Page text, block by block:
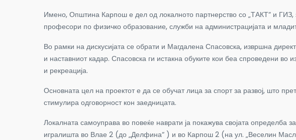
Имено, Општина Карпош е дел од локалното партнерство со „ТАКТ“ и ГИЗ,
професори по физичко образование, служби на администрацијата и
Во рамки на дискусијата се обрати и Магдалена Спасовска, извршна
и наставниот кадар. Спасовска ги истакна обуките кои беа спроведени
и рекреација.
Основната цел на проектот е да се обучат лица за спорт за развој, што
стимулира одговорност кон заедницата.
Локалната самоуправа во повеќе наврати ја покажува својата определба
игралишта во Влае 2 (до „Делфина“ ) и во Карпош 2 (на ул. „Веселин